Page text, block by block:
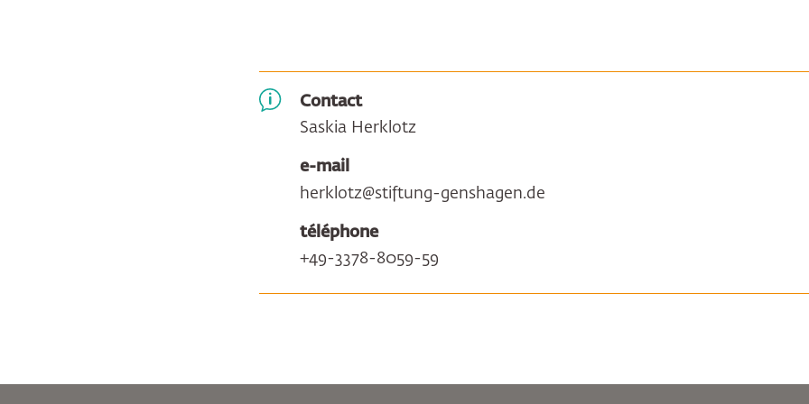
Contact
Saskia Herklotz
e-mail
herklotz@stiftung-genshagen.de
téléphone
+49-3378-8059-59